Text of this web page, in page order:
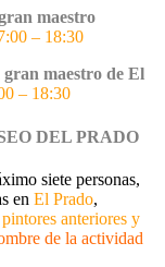
maestro
– 18:30
maestro de El
– 18:30
DEL PRADO
siete personas,
en El Prado,
pintores anteriores y
de la actividad